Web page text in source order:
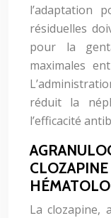
l’adaptation
résiduelles
pour la
maximales
réduit la
l’efficacité
La clozapine,